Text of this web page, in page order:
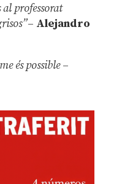
al professorat
– Alejandro
és possible –